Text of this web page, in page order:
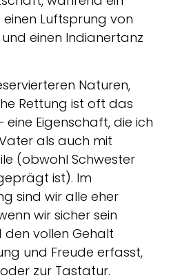
Luftsprung von
einen Indianertanz
Naturen,
Rettung ist oft das
Eigenschaft, die ich
als auch mit
(obwohl Schwester
ist). Im
sind wir alle eher
wir sicher sein
vollen Gehalt
und Freude erfasst,
zur Tastatur.